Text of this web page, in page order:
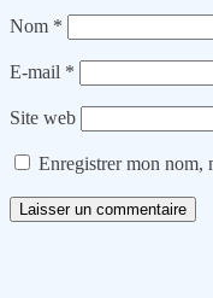
Nom *
E-mail *
Site web
Enregistrer mon nom,